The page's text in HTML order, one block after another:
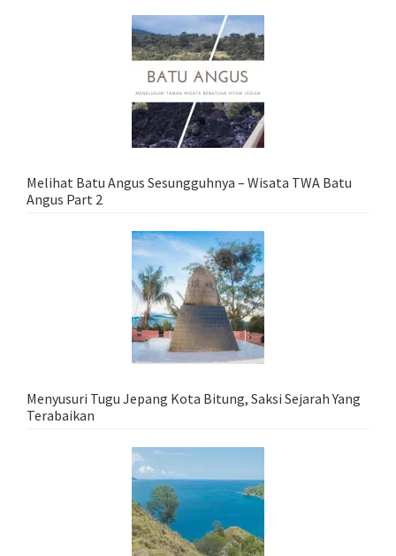
Melihat Batu Angus Sesungguhnya – Wisata TWA Batu
Angus Part 2
Menyusuri Tugu Jepang Kota Bitung, Saksi Sejarah Yang
Terabaikan